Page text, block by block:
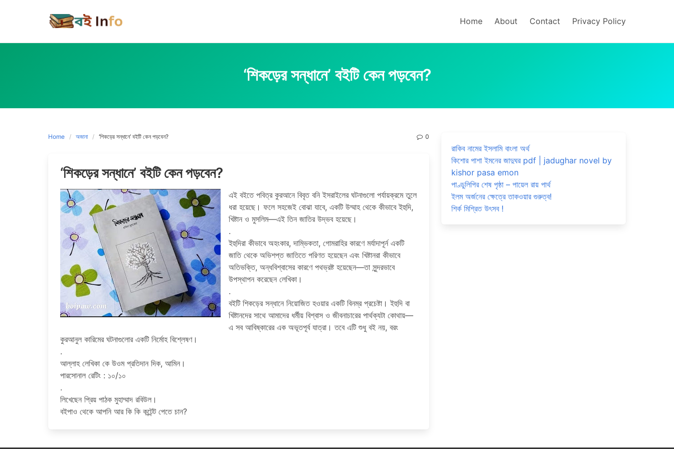
Home About Contact Privacy Policy
‘শিকড়ের সন্ধানে’ বইটি কেন পড়বেন?
Home অজানা ‘শিকড়ের সন্ধানে’ বইটি কেন পড়বেন? 0
‘শিকড়ের সন্ধানে’ বইটি কেন পড়বেন?
এই বইতে পবিত্র কুরআনে বিবৃত বনি ইসরাইলের ঘটনাগুলো পর্যায়ক্রমে তুলে
ধরা হয়েছে। ফলে সহজেই বোঝা যাবে, একটি উম্মাহ থেকে কীভাবে ইহুদি,
খিষ্টান ও মুসলিম—এই তিন জাতির উদ্ভব হয়েছে।
.
ইহুদিরা কীভাবে অহংকার, দাম্ভিকতা, গোমরাহির কারণে মর্যাদাপূর্ন একটি
জাতি থেকে অভিশপ্ত জাতিতে পরিণত হয়েছেন এবং খিষ্টানরা কীভাবে
অতিভক্তি, অন্ধবিশ্বাসের কারণে পথভ্রষ্ট হয়েছেন—তা সুন্দরভাবে
উপস্থাপন করেছেন লেখিকা।
.
বইটি শিকড়ের সন্ধানে নিয়োজিত হওয়ার একটি বিনম্র প্রচেষ্টা। ইহুদি বা
খিষ্টানদের সাথে আমাদের ধর্মীয় বিশ্বাস ও জীবনাচারের পার্থক্যটা কোথায়—
এ সব আবিষ্কারের এক অভূতপূর্ব যাত্রা। তবে এটি শুধু বই নয়, বরং
কুরআনুল কারিমের ঘটনাগুলোর একটি নির্মোহ বিশ্লেষণ।
.
আল্লাহ লেখিকা কে উওম প্রতিদান দিক, আমিন।
পারসোনাল রেটিং : ১০/১০
.
লিখেছেন প্রিয় পাঠক মুহাম্মাদ রবিউল।
বইপাও থেকে আপনি আর কি কি কন্টেন্ট পেতে চান?
রাকিব নামের ইসলামি বাংলা অর্থ
কিশোর পাশা ইমনের জাদুঘর pdf | jadughar novel by
kishor pasa emon
পাণ্ডুলিপির শেষ পৃষ্ঠা – পায়েল রায় পার্থ
ইলম অর্জনের ক্ষেত্রে তাকওয়ার গুরুত্ব!
শির্ক মিশ্রিত উৎসব !